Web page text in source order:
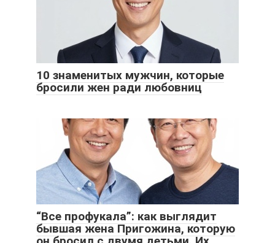
10 знаменитых мужчин, которые
бросили жен ради любовниц
“Все профукала”: как выглядит
бывшая жена Пригожина, которую